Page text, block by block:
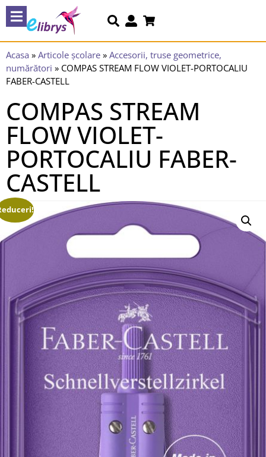
Acasa » Articole școlare » Accesorii, truse geometrice,
numărători » COMPAS STREAM FLOW VIOLET-PORTOCALIU
FABER-CASTELL
COMPAS STREAM
FLOW VIOLET-
PORTOCALIU FABER-
CASTELL